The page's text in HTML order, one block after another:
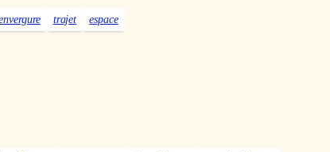
trajet espace